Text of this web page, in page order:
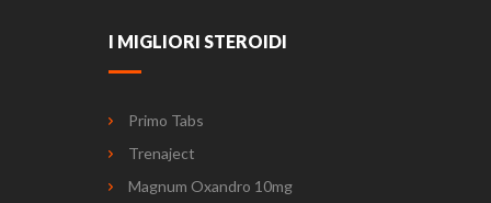
I MIGLIORI STEROIDI
Primo Tabs
Trenaject
Magnum Oxandro 10mg